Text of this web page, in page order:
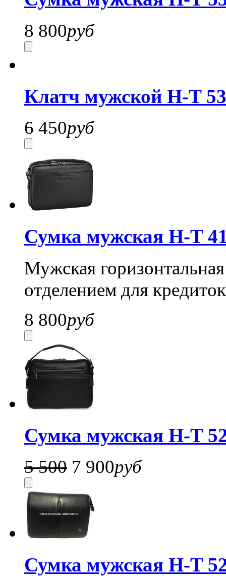
8 800руб
Клатч мужской H-T
6 450руб
Сумка мужская H-T
Мужская
отделением для кредиток
8 800руб
Сумка мужская H-T
5 500 7 900руб
Сумка мужская H-T